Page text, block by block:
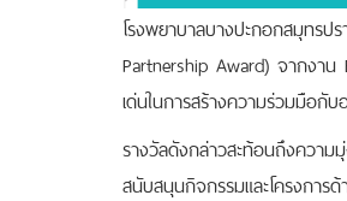
โรงพยาบาลบางปะกอกสมุทรป
Partnership Award) จากงา
เด่นในการสร้างความร่วมมือกั
รางวัลดังกล่าวสะท้อนถึงความ
สนับสนุนกิจกรรมและโครงการ